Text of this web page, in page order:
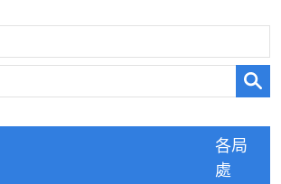
各局
處